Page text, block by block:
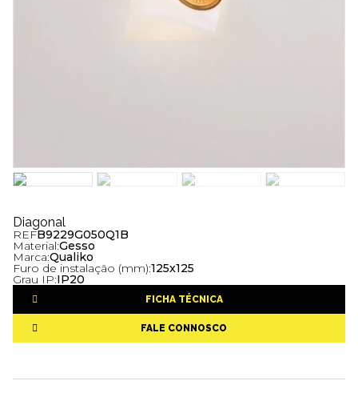
Diagonal
REFB9229G050Q1B
Material:Gesso
Marca:Qualiko
Furo de instalação (mm):125x125
Grau IP:IP20
FICHA TÉCNICA
FALE CONNOSCO